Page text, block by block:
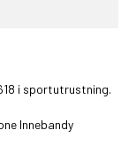
i sportutrustning.
Innebandy